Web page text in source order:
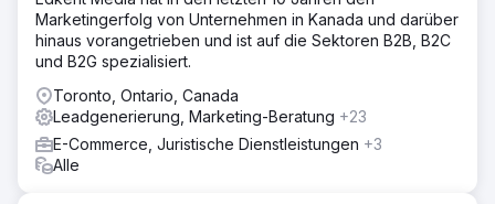
Marketingerfolg von Unternehmen in Kanada und darüber
hinaus vorangetrieben und ist auf die Sektoren B2B, B2C
und B2G spezialisiert.
Toronto, Ontario, Canada
Leadgenerierung, Marketing-Beratung +23
E-Commerce, Juristische Dienstleistungen +3
Alle